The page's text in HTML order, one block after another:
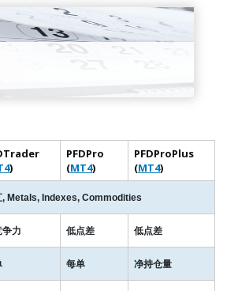
)
PFDPro
(MT4)
PFDProPlus
(MT4)
, Metals, Indexes, Commodities
争力 低点差 低点差
每单 净持仓量